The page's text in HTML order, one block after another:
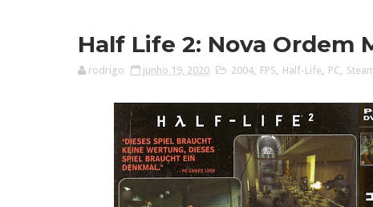
Half Life 2: Nova Ordem
rodrigo junho 19, 2020 2004, FPS Half-Life PC